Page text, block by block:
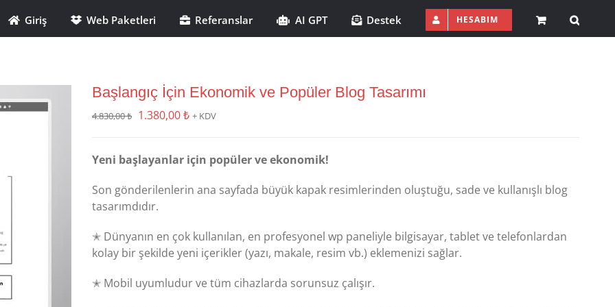
Giriş Web Paketleri Referanslar AI GPT Destek HESABIM
Başlangıç İçin Ekonomik ve Popüler Blog Tasarımı
4.830,00₺ Orijinal
1.380,00₺Şu
1.380,00 ₺.
+ KDV
Yeni başlayanlar için popüler ve ekonomik!
Son gönderilenlerin ana sayfada büyük kapak resimlerinden oluştuğu, sade ve kullanışlı blog
tasarımdıdır.
✭ Dünyanın en çok kullanılan, en profesyonel wp paneliyle bilgisayar, tablet ve telefonlardan
kolay bir şekilde yeni içerikler (yazı, makale, resim vb.) eklemenizi sağlar.
✭ Mobil uyumludur ve tüm cihazlarda sorunsuz çalışır.